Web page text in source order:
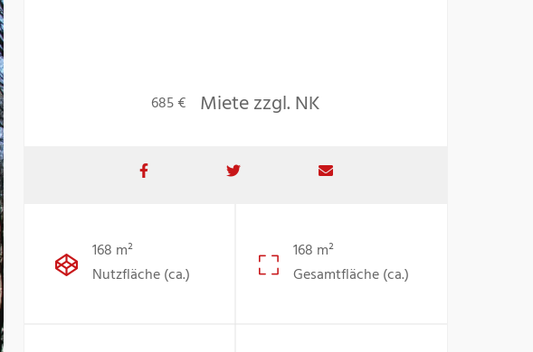
685 € Miete zzgl. NK
168 m²
Nutzfläche (ca.)
168 m²
Gesamtfläche (ca.)